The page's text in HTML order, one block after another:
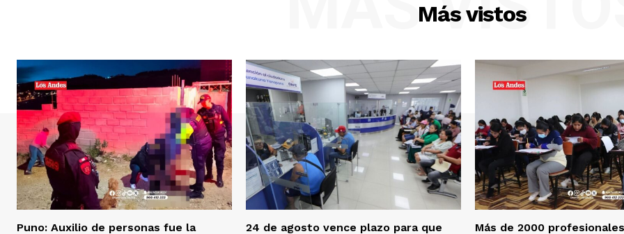
Más vistos
Puno: Auxilio de personas fue la
24 de agosto vence plazo para que
Más de 2000